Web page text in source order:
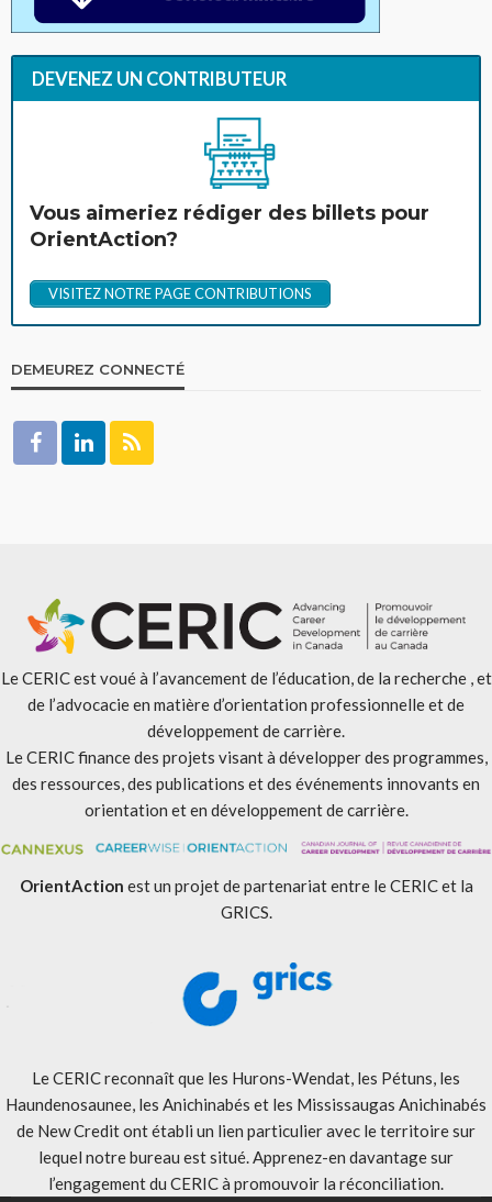
DEVENEZ UN CONTRIBUTEUR
Vous aimeriez rédiger des billets pour
OrientAction?
VISITEZ NOTRE PAGE CONTRIBUTIONS
DEMEUREZ CONNECTÉ
Le CERIC est voué à l’avancement de l’éducation, de la recherche , et
de l’advocacie en matière d’orientation professionnelle et de
développement de carrière.
Le CERIC finance des projets visant à développer des programmes,
des ressources, des publications et des événements innovants en
orientation et en développement de carrière.
OrientAction est un projet de partenariat entre le CERIC et la
GRICS.
Le CERIC reconnaît que les Hurons-Wendat, les Pétuns, les
Haundenosaunee, les Anichinabés et les Mississaugas Anichinabés
de New Credit ont établi un lien particulier avec le territoire sur
lequel notre bureau est situé. Apprenez-en davantage sur
l’engagement du CERIC à promouvoir la réconciliation.